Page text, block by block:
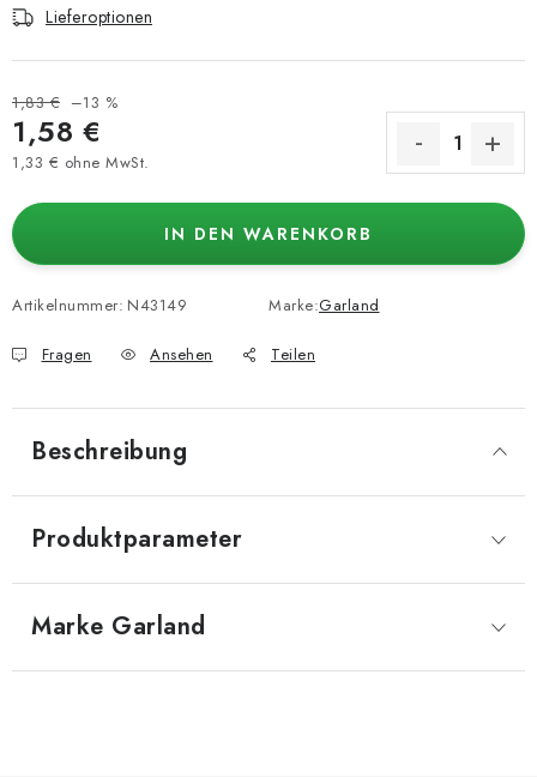
Lieferoptionen
1,83 € –13 %
1,58 €
1,33 € ohne MwSt.
IN DEN WARENKORB
Artikelnummer: N43149 Marke:Garland
Fragen Ansehen Teilen
Beschreibung
Produktparameter
Marke Garland